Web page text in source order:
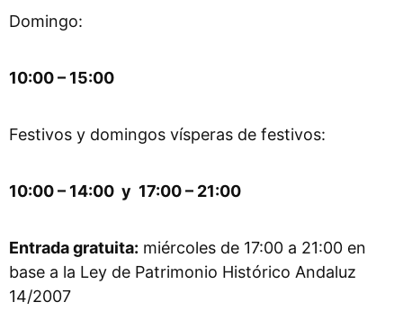
Domingo:
10:00 – 15:00
Festivos y domingos vísperas de festivos:
10:00 – 14:00 y 17:00 – 21:00
Entrada gratuita: miércoles de 17:00 a 21:00 en
base a la Ley de Patrimonio Histórico Andaluz
14/2007